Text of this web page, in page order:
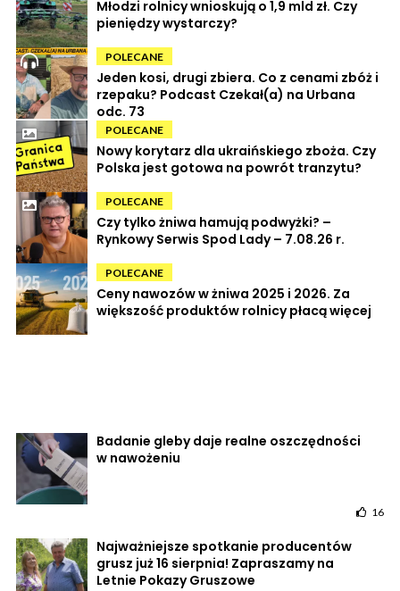
Młodzi rolnicy wnioskują o 1,9 mld zł. Czy
pieniędzy wystarczy?
POLECANE
Jeden kosi, drugi zbiera. Co z cenami zbóż i
rzepaku? Podcast Czekał(a) na Urbana
odc. 73
POLECANE
Nowy korytarz dla ukraińskiego zboża. Czy
Polska jest gotowa na powrót tranzytu?
POLECANE
Czy tylko żniwa hamują podwyżki? –
Rynkowy Serwis Spod Lady – 7.08.26 r.
POLECANE
Ceny nawozów w żniwa 2025 i 2026. Za
większość produktów rolnicy płacą więcej
Badanie gleby daje realne oszczędności
w nawożeniu
16
Najważniejsze spotkanie producentów
grusz już 16 sierpnia! Zapraszamy na
Letnie Pokazy Gruszowe